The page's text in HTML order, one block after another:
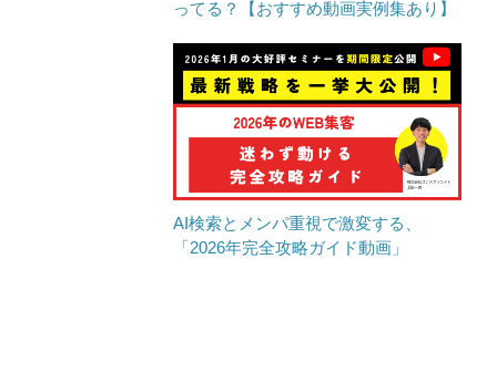
ってる？【おすすめ動画実例集あり】
AI検索とメンパ重視で激変する、
「2026年完全攻略ガイド動画」